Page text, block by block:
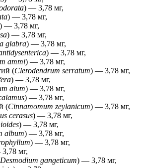
) — 3,78 мг,
) — 3,78 мг,
) — 3,78 мг,
) — 3,78 мг,
glabra) — 3,78 мг,
) — 3,78 мг,
ammi) — 3,78 мг,
(Clerodendrum serratum) — 3,78 мг,
) — 3,78 мг,
alum) — 3,78 мг,
) — 3,78 мг,
(Cinnamomum zeylanicum) — 3,78 мг,
cerasus) — 3,78 мг,
) — 3,78 мг,
album) — 3,78 мг,
) — 3,78 мг,
мг,
Desmodium gangeticum) — 3,78 мг,